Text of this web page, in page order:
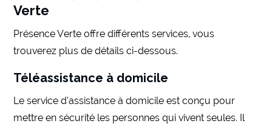
Verte
Présence Verte offre différents services, vous
trouverez plus de détails ci-dessous.
Téléassistance à domicile
Le service d’assistance à domicile est conçu pour
mettre en sécurité les personnes qui vivent seules. Il